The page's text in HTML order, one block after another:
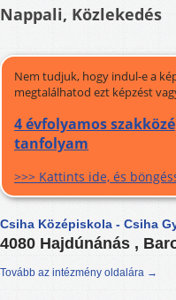
Nappali, Közlekedés
Nem tudjuk, hogy indul-e a
megtalálhatod ezt képzést
4 évfolyamos
tanfolyam
>>> Kattints ide, és
Csiha Középiskola - Csiha
4080 Hajdúnánás ,
Tovább az intézmény oldalára →